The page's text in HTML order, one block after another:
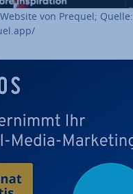
von Prequel; Quelle: